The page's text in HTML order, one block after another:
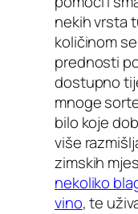
nekih vrsta
količinom
prednosti
dostupno
mnoge
bilo koje
više
zimskih
nekoliko
vino, te